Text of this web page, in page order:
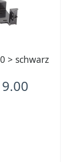
> schwarz